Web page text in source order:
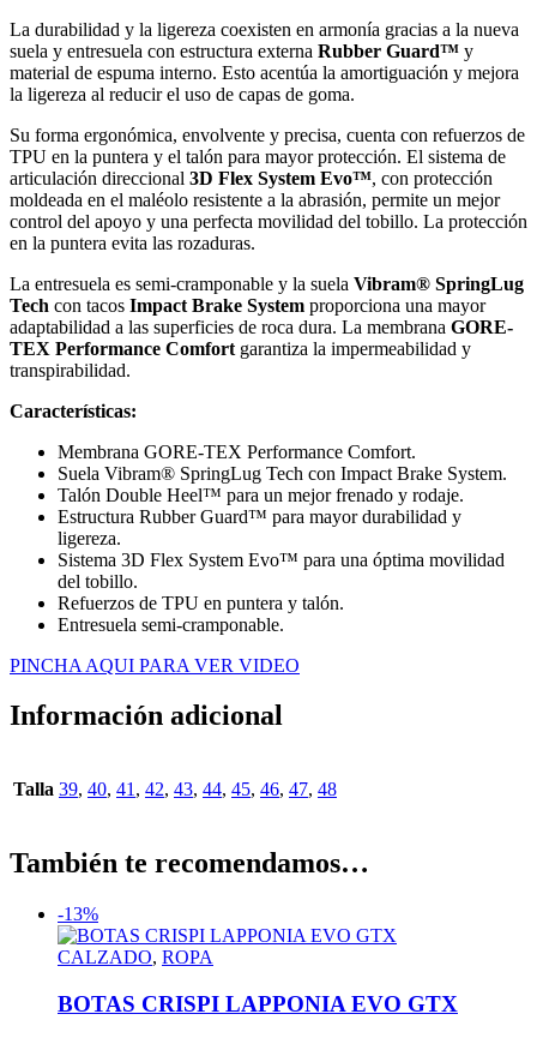
La durabilidad y la ligereza coexisten en armonía gracias a la nueva
suela y entresuela con estructura externa Rubber Guard™ y
material de espuma interno. Esto acentúa la amortiguación y mejora
la ligereza al reducir el uso de capas de goma.
Su forma ergonómica, envolvente y precisa, cuenta con refuerzos de
TPU en la puntera y el talón para mayor protección. El sistema de
articulación direccional 3D Flex System Evo™, con protección
moldeada en el maléolo resistente a la abrasión, permite un mejor
control del apoyo y una perfecta movilidad del tobillo. La protección
en la puntera evita las rozaduras.
La entresuela es semi-cramponable y la suela Vibram® SpringLug
Tech con tacos Impact Brake System proporciona una mayor
adaptabilidad a las superficies de roca dura. La membrana GORE-
TEX Performance Comfort garantiza la impermeabilidad y
transpirabilidad.
Características:
Membrana GORE-TEX Performance Comfort.
Suela Vibram® SpringLug Tech con Impact Brake System.
Talón Double Heel™ para un mejor frenado y rodaje.
Estructura Rubber Guard™ para mayor durabilidad y
ligereza.
Sistema 3D Flex System Evo™ para una óptima movilidad
del tobillo.
Refuerzos de TPU en puntera y talón.
Entresuela semi-cramponable.
PINCHA AQUI PARA VER VIDEO
Información adicional
Talla 39, 40, 41 , 42, 43, 44, 45, 46, 47, 48
También te recomendamos…
-13%
CALZADO, ROPA
BOTAS CRISPI LAPPONIA EVO GTX